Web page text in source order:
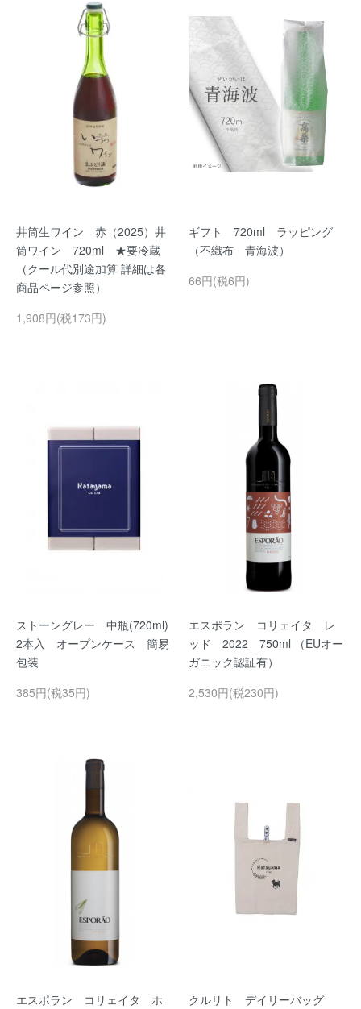
井筒生ワイン 赤（2025）井
筒ワイン 720ml ★要冷蔵
（クール代別途加算 詳細は各
商品ページ参照）
1,908円(税173円)
ギフト 720ml ラッピング
（不織布 青海波）
66円(税6円)
ストーングレー 中瓶(720ml)
2本入 オープンケース 簡易
包装
385円(税35円)
エスポラン コリェイタ レ
ッド 2022 750ml （EUオー
ガニック認証有）
2,530円(税230円)
エスポラン コリェイタ ホ
クルリト デイリーバッグ